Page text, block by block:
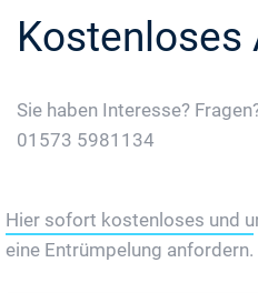
Kostenloses
Sie haben Interesse?
01573 5981134
Hier sofort kostenloses und
eine Entrümpelung anfordern.